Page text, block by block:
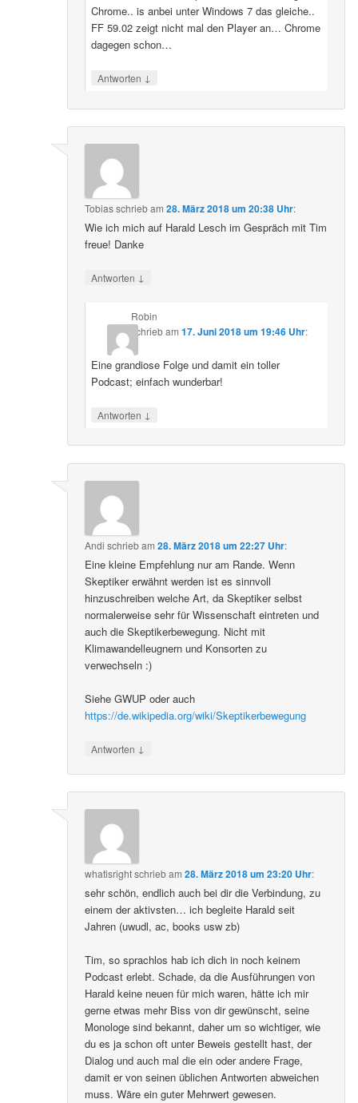
Chrome.. is anbei unter Windows 7 das gleiche..
FF 59.02 zeigt nicht mal den Player an… Chrome
dagegen schon…
Antworten ↓
Tobiasschriebam28. März 2018 um 20:38 Uhr:
Wie ich mich auf Harald Lesch im Gespräch mit Tim
freue! Danke
Antworten ↓
Robin
schriebam 17. Juni 2018 um 19:46 Uhr:
Eine grandiose Folge und damit ein toller
Podcast; einfach wunderbar!
Antworten ↓
Andi schriebam28. März 2018 um 22:27 Uhr:
Eine kleine Empfehlung nur am Rande. Wenn
Skeptiker erwähnt werden ist es sinnvoll
hinzuschreiben welche Art, da Skeptiker selbst
normalerweise sehr für Wissenschaft eintreten und
auch die Skeptikerbewegung. Nicht mit
Klimawandelleugnern und Konsorten zu
verwechseln :)
Siehe GWUP oder auch
https://de.wikipedia.org/wiki/Skeptikerbewegung
Antworten ↓
whatisrightschriebam28. März 2018 um 23:20 Uhr:
sehr schön, endlich auch bei dir die Verbindung, zu
einem der aktivsten… ich begleite Harald seit
Jahren (uwudl, ac, books usw zb)
Tim, so sprachlos hab ich dich in noch keinem
Podcast erlebt. Schade, da die Ausführungen von
Harald keine neuen für mich waren, hätte ich mir
gerne etwas mehr Biss von dir gewünscht, seine
Monologe sind bekannt, daher um so wichtiger, wie
du es ja schon oft unter Beweis gestellt hast, der
Dialog und auch mal die ein oder andere Frage,
damit er von seinen üblichen Antworten abweichen
muss. Wäre ein guter Mehrwert gewesen.